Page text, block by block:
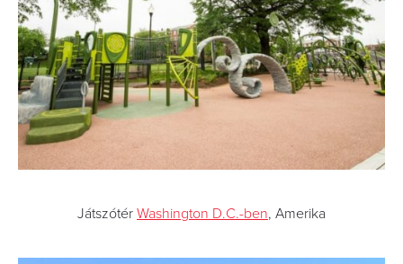
Játszótér Washington D.C.-ben, Amerika